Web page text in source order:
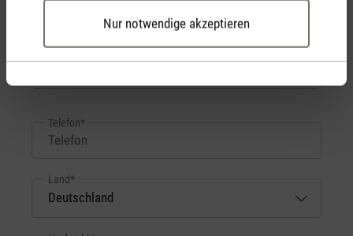
Nur notwendige akzeptieren
Ihre E-Mail-Adresse*
Telefon*
Land*